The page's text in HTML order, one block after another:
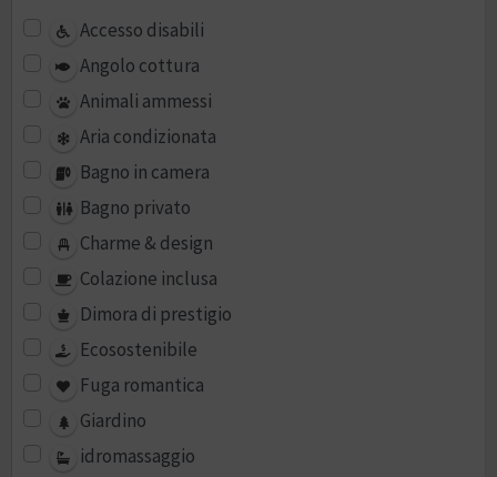
Accesso disabili
Angolo cottura
Animali ammessi
Aria condizionata
Bagno in camera
Bagno privato
Charme & design
Colazione inclusa
Dimora di prestigio
Ecosostenibile
Fuga romantica
Giardino
idromassaggio